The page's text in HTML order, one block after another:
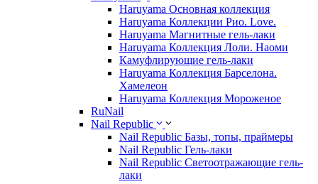
Haruyama Основная коллекция
Haruyama Коллекции Рио. Love.
Haruyama Магнитные гель-лаки
Haruyama Коллекция Лоли. Наоми
Камуфлирующие гель-лаки
Haruyama Коллекция Барселона.
Хамелеон
Haruyama Коллекция Мороженое
RuNail
Nail Republic
Nail Republic Базы, топы, праймеры
Nail Republic Гель-лаки
Nail Republic Светоотражающие гель-
лаки